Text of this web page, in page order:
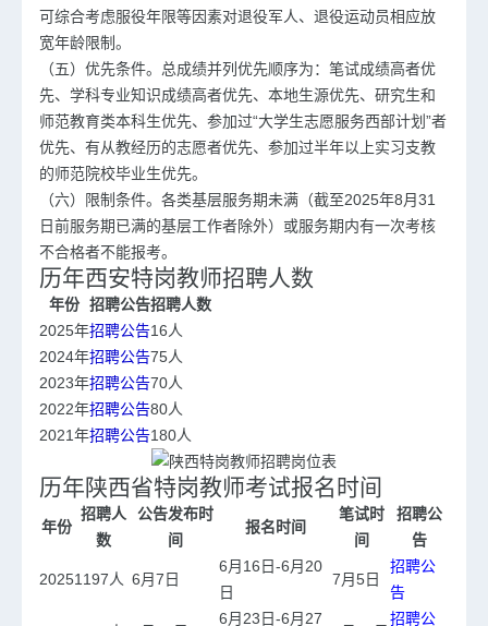
可综合考虑服役年限等因素对退役军人、退役运动员相应放
宽年龄限制。
（五）优先条件。总成绩并列优先顺序为：笔试成绩高者优
先、学科专业知识成绩高者优先、本地生源优先、研究生和
师范教育类本科生优先、参加过“大学生志愿服务西部计划”者
优先、有从教经历的志愿者优先、参加过半年以上实习支教
的师范院校毕业生优先。
（六）限制条件。各类基层服务期未满（截至2025年8月31
日前服务期已满的基层工作者除外）或服务期内有一次考核
不合格者不能报考。
历年西安特岗教师招聘人数
年份 招聘公告招聘人数
2025年招聘公告16人
2024年招聘公告75人
2023年招聘公告70人
2022年招聘公告80人
2021年招聘公告180人
历年陕西省特岗教师考试报名时间
年份
招聘人
数
公告发布时
间
报名时间
笔试时
间
招聘公
告
20251197人 6月7日
6月16日-6月20
日
7月5日
招聘公
告
6月23日-6月27 招聘公